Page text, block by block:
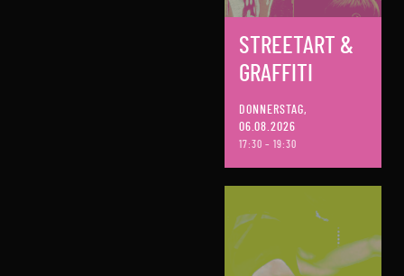
STREETART &
GRAFFITI
DONNERSTAG,
06.08.2026
17:30 – 19:30